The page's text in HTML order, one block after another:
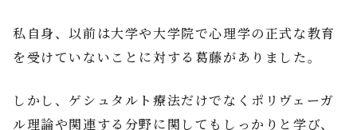
私自身、以前は大学や大学院で心理学の正式な教育
を受けていないことに対する葛藤がありました。
しかし、ゲシュタルト療法だけでなくポリヴェーガ
ル理論や関連する分野に関してもしっかりと学び、